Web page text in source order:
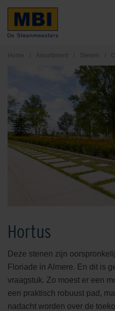
Home / Assortiment / Stenen /
Hortus
Deze stenen zijn
Floriade in Almere. En dit is
vraagstuk. Zo moest er een
een praktisch robuust pad,
nadacht worden over de